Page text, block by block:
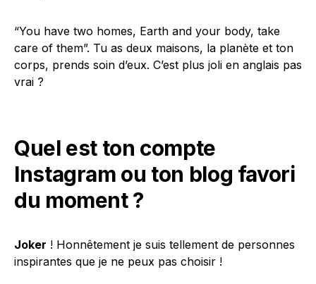
“You have two homes, Earth and your body, take
care of them”. Tu as deux maisons, la planète et ton
corps, prends soin d’eux. C’est plus joli en anglais pas
vrai ?
Quel est ton compte
Instagram ou ton blog favori
du moment ?
Joker ! Honnêtement je suis tellement de personnes
inspirantes que je ne peux pas choisir !